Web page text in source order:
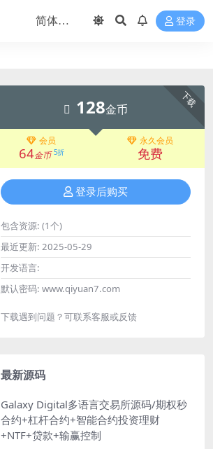
登录
下载
128金币
会员
64金币 5折
永久会员
免费
登录后购买
包含资源: (1个)
最近更新: 2025-05-29
开发语言:
默认密码: www.qiyuan7.com
下载遇到问题？可联系客服或反馈
最新源码
Galaxy Digital多语言交易所源码/期权秒
合约+杠杆合约+智能合约投资理财
+NTF+贷款+输赢控制